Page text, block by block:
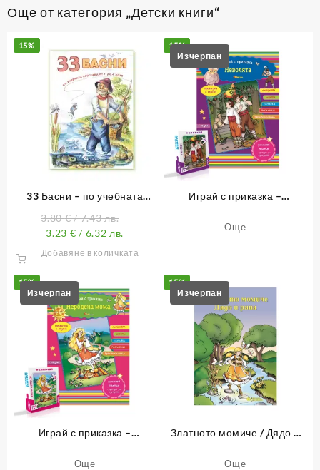
Още от категория „Детски книги“
15%
33 Басни – по учебната
3.80€/ 7.43 лв.
3.23 € / 6.32 лв.
Добавяне в количката
15%
Играй с приказка –
Още
15%
Играй с приказка –
Още
15%
Златното момиче / Дядо и
Още